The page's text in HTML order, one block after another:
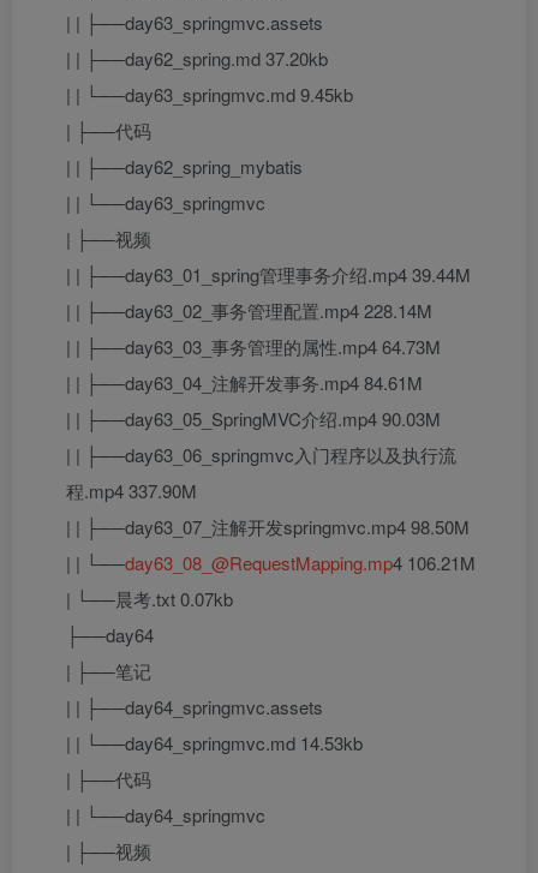
| | ├──day63_springmvc.assets
| | ├──day62_spring.md 37.20kb
| | └──day63_springmvc.md 9.45kb
| ├──代码
| | ├──day62_spring_mybatis
| | └──day63_springmvc
| ├──视频
| | ├──day63_01_spring管理事务介绍.mp4 39.44M
| | ├──day63_02_事务管理配置.mp4 228.14M
| | ├──day63_03_事务管理的属性.mp4 64.73M
| | ├──day63_04_注解开发事务.mp4 84.61M
| | ├──day63_05_SpringMVC介绍.mp4 90.03M
| | ├──day63_06_springmvc入门程序以及执行流
程.mp4 337.90M
| | ├──day63_07_注解开发springmvc.mp4 98.50M
| | └──day63_08_@RequestMapping.mp4 106.21M
| └──晨考.txt 0.07kb
├──day64
| ├──笔记
| | ├──day64_springmvc.assets
| | └──day64_springmvc.md 14.53kb
| ├──代码
| | └──day64_springmvc
| ├──视频